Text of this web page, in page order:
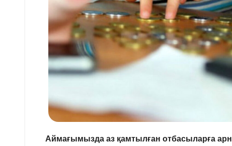
Аймағымызда аз қамтылған отбасыларға